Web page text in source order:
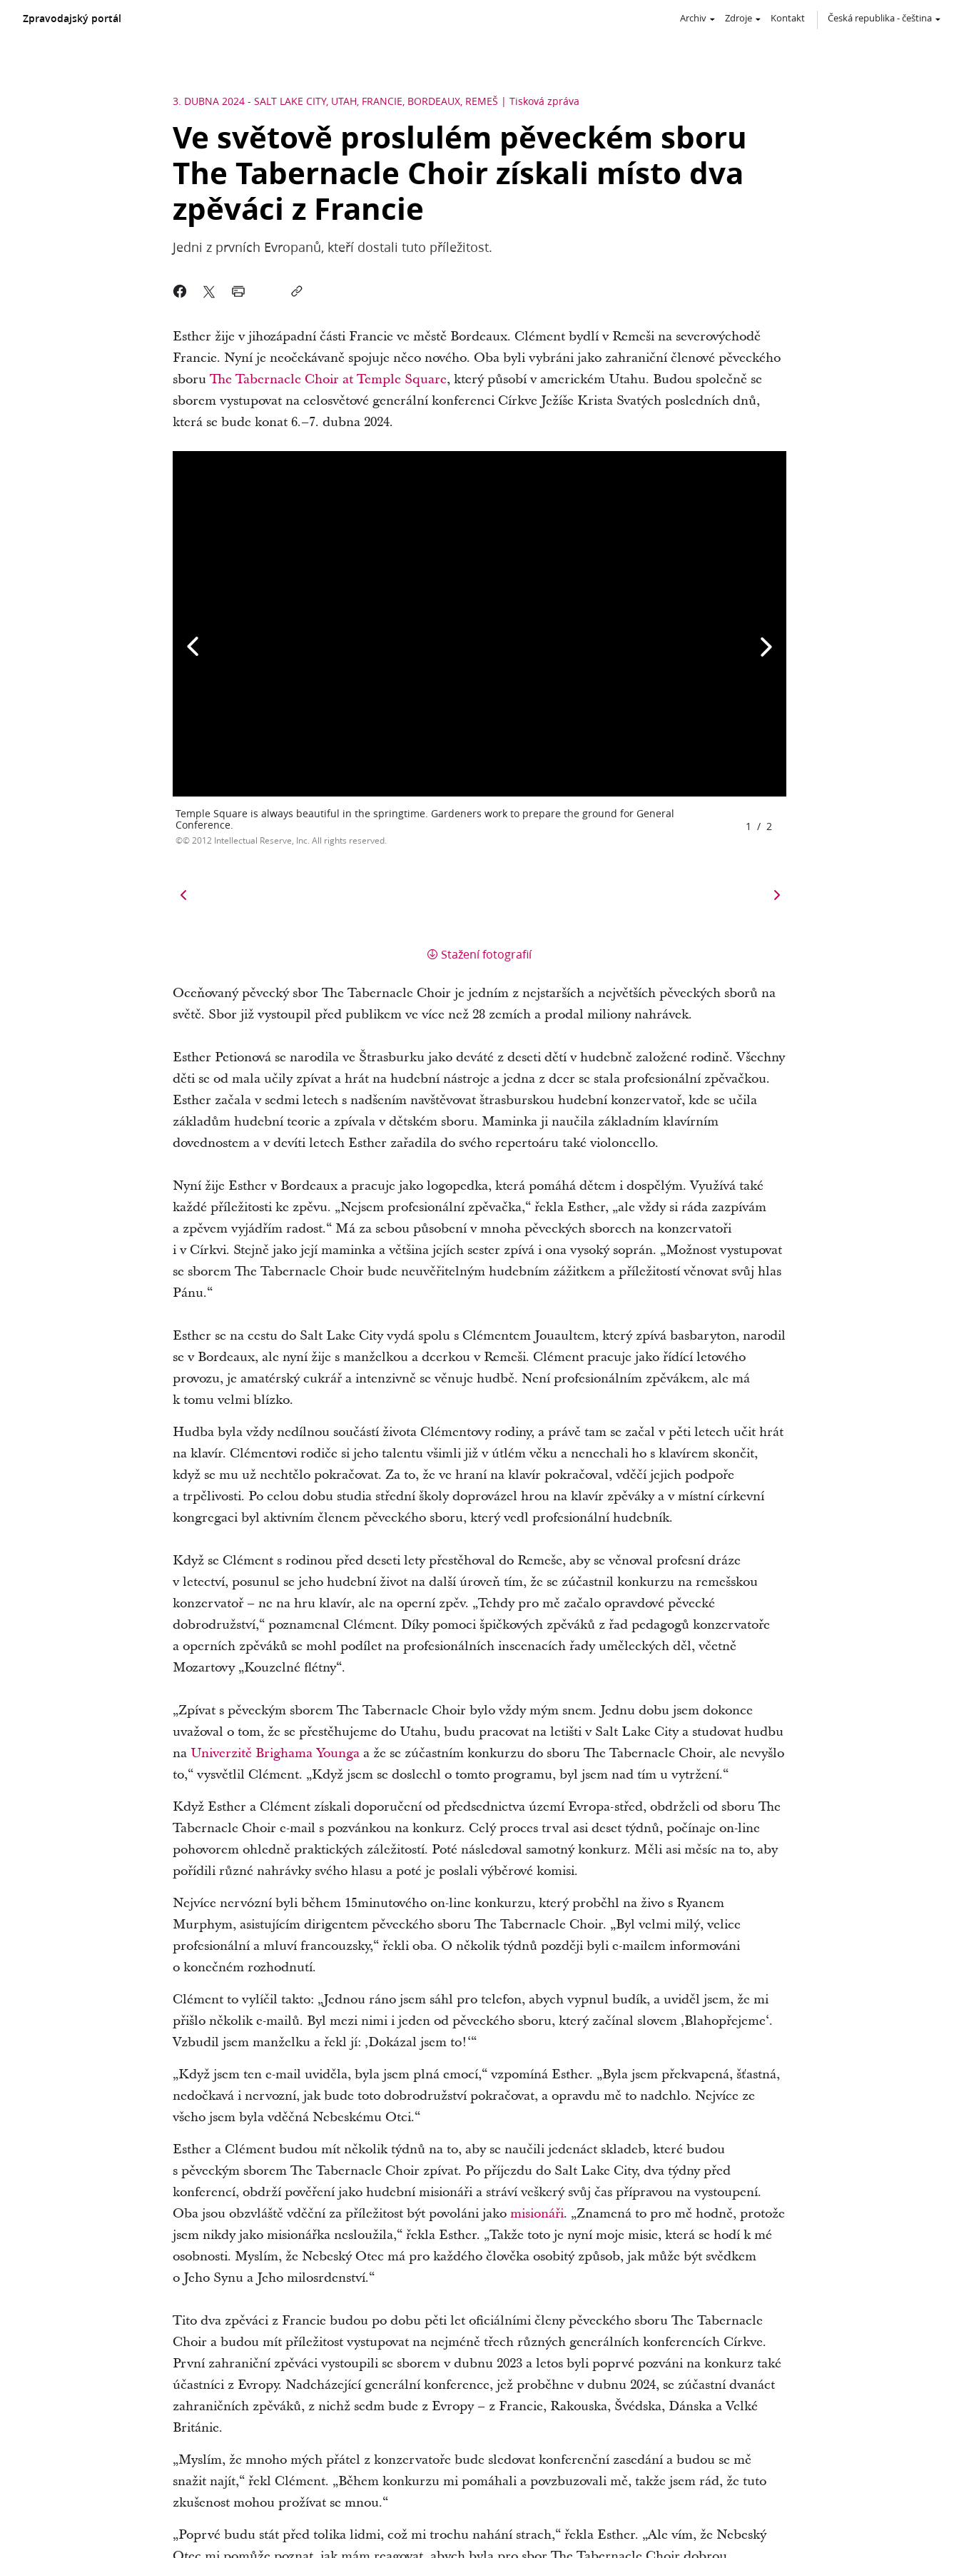
Zpravodajský portál Archiv Zdroje Kontakt Česká republika-čeština
3. DUBNA 2024 - SALT LAKE CITY, UTAH, FRANCIE, BORDEAUX, REMEŠ Tisková zpráva
Ve světově proslulém pěveckém sboru
The Tabernacle Choir získali místo dva
zpěváci z Francie
Jedni z prvních Evropanů, kteří dostali tuto příležitost.
Esther žije v jihozápadní části Francie ve městě Bordeaux. Clément bydlí v Remeši na severovýchodě
Francie. Nyní je neočekávaně spojuje něco nového. Oba byli vybráni jako zahraniční členové pěveckého
sboru The Tabernacle Choir at Temple Square, který působí v americkém Utahu. Budou společně se
sborem vystupovat na celosvětové generální konferenci Církve Ježíše Krista Svatých posledních dnů,
která se bude konat 6.–7. dubna 2024.
Temple Square is always beautiful in the springtime. Gardeners work to prepare the ground for General
Conference.
© 2012 Intellectual Reserve, Inc. All rights reserved.
1 / 2
Stažení fotografií
Oceňovaný pěvecký sbor The Tabernacle Choir je jedním z nejstarších a největších pěveckých sborů na
světě. Sbor již vystoupil před publikem ve více než 28 zemích a prodal miliony nahrávek.
Esther Petionová se narodila ve Štrasburku jako deváté z deseti dětí v hudebně založené rodině. Všechny
děti se od mala učily zpívat a hrát na hudební nástroje a jedna z dcer se stala profesionální zpěvačkou.
Esther začala v sedmi letech s nadšením navštěvovat štrasburskou hudební konzervatoř, kde se učila
základům hudební teorie a zpívala v dětském sboru. Maminka ji naučila základním klavírním
dovednostem a v devíti letech Esther zařadila do svého repertoáru také violoncello.
Nyní žije Esther v Bordeaux a pracuje jako logopedka, která pomáhá dětem i dospělým. Využívá také
každé příležitosti ke zpěvu. „Nejsem profesionální zpěvačka,“ řekla Esther, „ale vždy si ráda zazpívám
a zpěvem vyjádřím radost.“ Má za sebou působení v mnoha pěveckých sborech na konzervatoři
i v Církvi. Stejně jako její maminka a většina jejích sester zpívá i ona vysoký soprán. „Možnost vystupovat
se sborem The Tabernacle Choir bude neuvěřitelným hudebním zážitkem a příležitostí věnovat svůj hlas
Pánu.“
Esther se na cestu do Salt Lake City vydá spolu s Clémentem Jouaultem, který zpívá basbaryton, narodil
se v Bordeaux, ale nyní žije s manželkou a dcerkou v Remeši. Clément pracuje jako řídící letového
provozu, je amatérský cukrář a intenzivně se věnuje hudbě. Není profesionálním zpěvákem, ale má
k tomu velmi blízko.
Hudba byla vždy nedílnou součástí života Clémentovy rodiny, a právě tam se začal v pěti letech učit hrát
na klavír. Clémentovi rodiče si jeho talentu všimli již v útlém věku a nenechali ho s klavírem skončit,
když se mu už nechtělo pokračovat. Za to, že ve hraní na klavír pokračoval, vděčí jejich podpoře
a trpělivosti. Po celou dobu studia střední školy doprovázel hrou na klavír zpěváky a v místní církevní
kongregaci byl aktivním členem pěveckého sboru, který vedl profesionální hudebník.
Když se Clément s rodinou před deseti lety přestěhoval do Remeše, aby se věnoval profesní dráze
v letectví, posunul se jeho hudební život na další úroveň tím, že se zúčastnil konkurzu na remešskou
konzervatoř – ne na hru klavír, ale na operní zpěv. „Tehdy pro mě začalo opravdové pěvecké
dobrodružství,“ poznamenal Clément. Díky pomoci špičkových zpěváků z řad pedagogů konzervatoře
a operních zpěváků se mohl podílet na profesionálních inscenacích řady uměleckých děl, včetně
Mozartovy „Kouzelné flétny“.
„Zpívat s pěveckým sborem The Tabernacle Choir bylo vždy mým snem. Jednu dobu jsem dokonce
uvažoval o tom, že se přestěhujeme do Utahu, budu pracovat na letišti v Salt Lake City a studovat hudbu
na Univerzitě Brighama Youngaa že se zúčastním konkurzu do sboru The Tabernacle Choir, ale nevyšlo
to,“ vysvětlil Clément. „Když jsem se doslechl o tomto programu, byl jsem nad tím u vytržení.“
Když Esther a Clément získali doporučení od předsednictva území Evropa-střed, obdrželi od sboru The
Tabernacle Choir e-mail s pozvánkou na konkurz. Celý proces trval asi deset týdnů, počínaje on-line
pohovorem ohledně praktických záležitostí. Poté následoval samotný konkurz. Měli asi měsíc na to, aby
pořídili různé nahrávky svého hlasu a poté je poslali výběrové komisi.
Nejvíce nervózní byli během 15minutového on-line konkurzu, který proběhl na živo s Ryanem
Murphym, asistujícím dirigentem pěveckého sboru The Tabernacle Choir. „Byl velmi milý, velice
profesionální a mluví francouzsky,“ řekli oba. O několik týdnů později byli e-mailem informováni
o konečném rozhodnutí.
Clément to vylíčil takto: „Jednou ráno jsem sáhl pro telefon, abych vypnul budík, a uviděl jsem, že mi
přišlo několik e-mailů. Byl mezi nimi i jeden od pěveckého sboru, který začínal slovem ‚Blahopřejeme‘.
Vzbudil jsem manželku a řekl jí: ‚Dokázal jsem to!‘“
„Když jsem ten e-mail uviděla, byla jsem plná emocí,“ vzpomíná Esther. „Byla jsem překvapená, šťastná,
nedočkavá i nervozní, jak bude toto dobrodružství pokračovat, a opravdu mě to nadchlo. Nejvíce ze
všeho jsem byla vděčná Nebeskému Otci.“
Esther a Clément budou mít několik týdnů na to, aby se naučili jedenáct skladeb, které budou
s pěveckým sborem The Tabernacle Choir zpívat. Po příjezdu do Salt Lake City, dva týdny před
konferencí, obdrží pověření jako hudební misionáři a stráví veškerý svůj čas přípravou na vystoupení.
Oba jsou obzvláště vděční za příležitost být povoláni jako misionáři. „Znamená to pro mě hodně, protože
jsem nikdy jako misionářka nesloužila,“ řekla Esther. „Takže toto je nyní moje misie, která se hodí k mé
osobnosti. Myslím, že Nebeský Otec má pro každého člověka osobitý způsob, jak může být svědkem
o Jeho Synu a Jeho milosrdenství.“
Tito dva zpěváci z Francie budou po dobu pěti let oficiálními členy pěveckého sboru The Tabernacle
Choir a budou mít příležitost vystupovat na nejméně třech různých generálních konferencích Církve.
První zahraniční zpěváci vystoupili se sborem v dubnu 2023 a letos byli poprvé pozváni na konkurz také
účastníci z Evropy. Nadcházející generální konference, jež proběhne v dubnu 2024, se zúčastní dvanáct
zahraničních zpěváků, z nichž sedm bude z Evropy – z Francie, Rakouska, Švédska, Dánska a Velké
Británie.
„Myslím, že mnoho mých přátel z konzervatoře bude sledovat konferenční zasedání a budou se mě
snažit najít,“ řekl Clément. „Během konkurzu mi pomáhali a povzbuzovali mě, takže jsem rád, že tuto
zkušenost mohou prožívat se mnou.“
„Poprvé budu stát před tolika lidmi, což mi trochu nahání strach,“ řekla Esther. „Ale vím, že Nebeský